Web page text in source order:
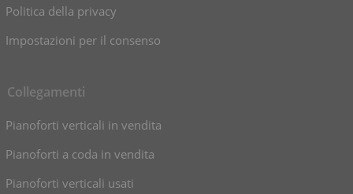
Politica della privacy
Impostazioni per il consenso
Collegamenti
Pianoforti verticali in vendita
Pianoforti a coda in vendita
Pianoforti verticali usati